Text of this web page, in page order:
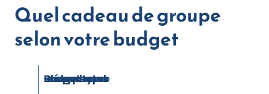
Quel cadeau de groupe
selon votre budget
Budget total
Groupe type
Par personne
Idées phares